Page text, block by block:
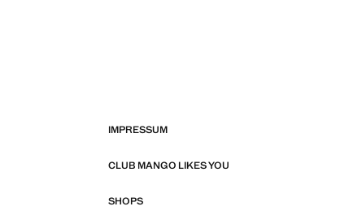
IMPRESSUM
CLUB MANGO LIKES YOU
SHOPS